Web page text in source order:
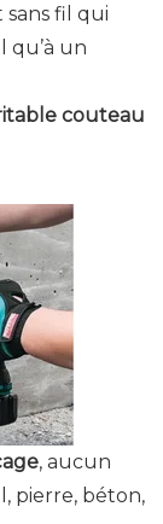
sans fil qui
qu’à un
couteau
, aucun
pierre, béton,